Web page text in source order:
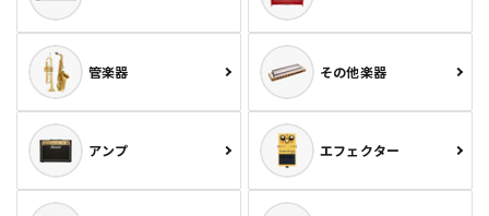
管楽器 その他楽器
アンプ エフェクター